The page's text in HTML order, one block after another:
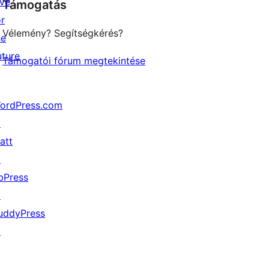
reviews
Támogatás
Vélemény? Segítségkérés?
Támogatói fórum megtekintése